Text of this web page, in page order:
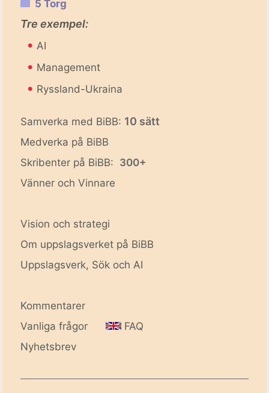
5 Torg
Tre exempel:
• AI
• Management
• Ryssland-Ukraina
Samverka med BiBB: 10 sätt
Medverka på BiBB
Skribenter på BiBB: 300+
Vänner och Vinnare
Vision och strategi
Om uppslagsverket på BiBB
Uppslagsverk, Sök och AI
Kommentarer
Vanliga frågor
FAQ
Nyhetsbrev